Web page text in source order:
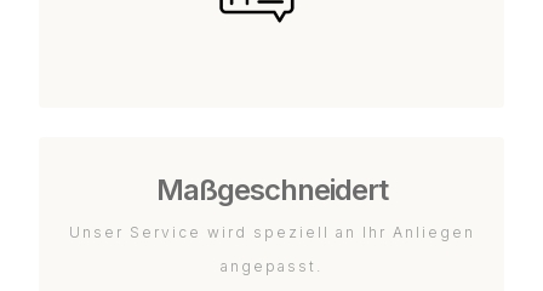
Maßgeschneidert
Unser Service wird speziell an Ihr Anliegen
angepasst.